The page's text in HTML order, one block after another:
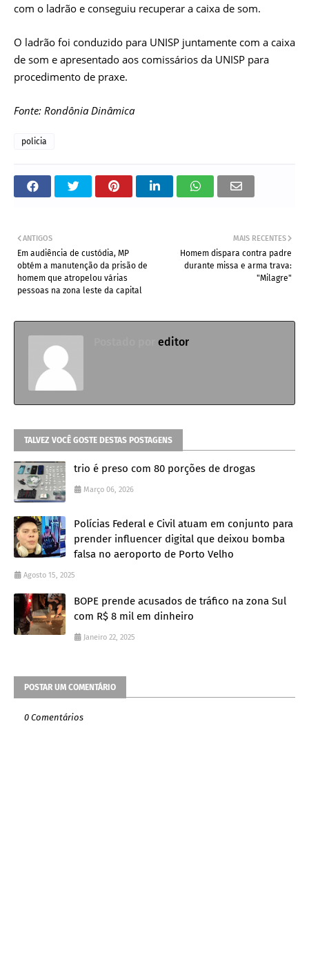
com o ladrão e conseguiu recuperar a caixa de som.
O ladrão foi conduzido para UNISP juntamente com a caixa
de som e apresentado aos comissários da UNISP para
procedimento de praxe.
Fonte: Rondônia Dinâmica
policia
MAIS RECENTES
Homem dispara contra padre
durante missa e arma trava:
"Milagre"
ANTIGOS
Em audiência de custódia, MP
obtém a manutenção da prisão de
homem que atropelou várias
pessoas na zona leste da capital
editor
TALVEZ VOCÊ GOSTE DESTAS POSTAGENS
trio é preso com 80 porções de drogas
Março 06, 2026
Polícias Federal e Civil atuam em conjunto para
prender influencer digital que deixou bomba
falsa no aeroporto de Porto Velho
Agosto 15, 2025
BOPE prende acusados de tráfico na zona Sul
com R$ 8 mil em dinheiro
Janeiro 22, 2025
POSTAR UM COMENTÁRIO
0 Comentários